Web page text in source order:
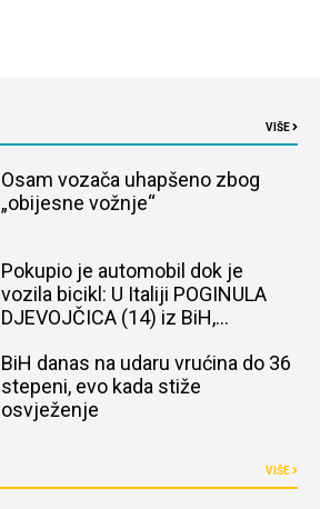
VIŠE
Osam vozača uhapšeno zbog
„obijesne vožnje“
Pokupio je automobil dok je
vozila bicikl: U Italiji POGINULA
DJEVOJČICA (14) iz BiH,
BiH danas na udaru vrućina do 36
stepeni, evo kada stiže
osvježenje
VIŠE